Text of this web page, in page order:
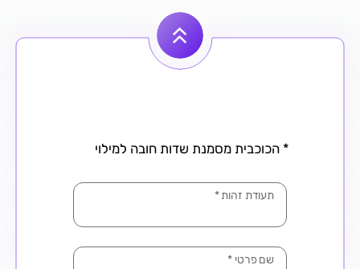
* הכוכבית מסמנת שדות חובה למילוי
תעודת זהות*
שם פרטי *